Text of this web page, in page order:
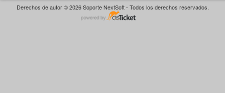
Derechos de autor © 2026 Soporte NextSoft - Todos los derechos reservados.